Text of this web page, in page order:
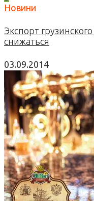
Новини
Экспорт
снижаться
03.09.2014